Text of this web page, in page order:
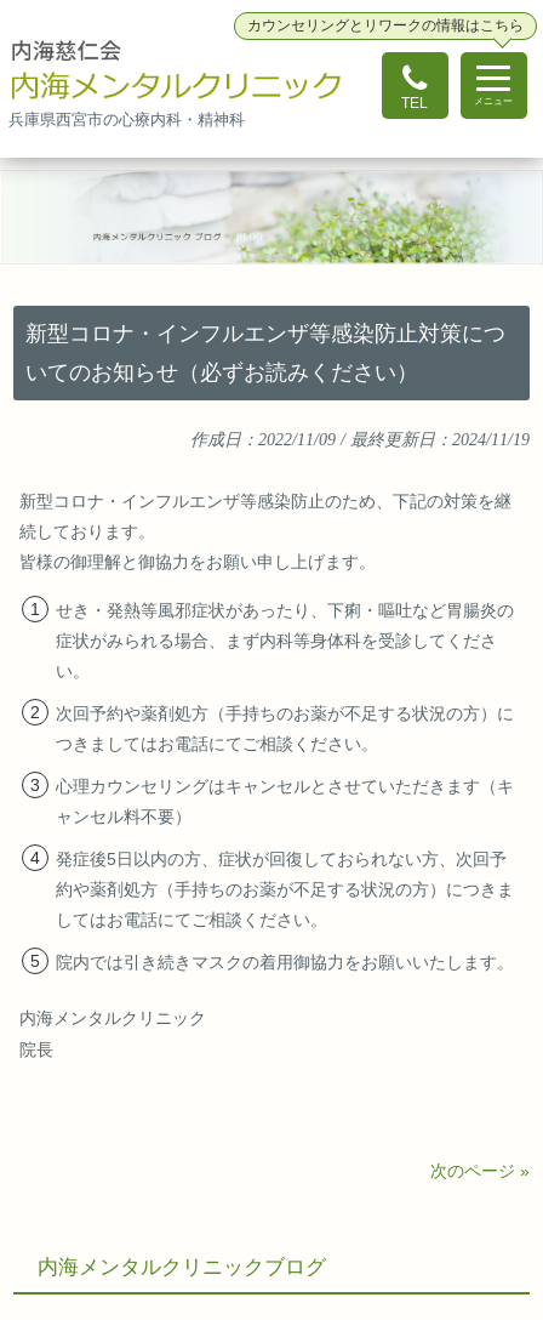
カウンセリングとリワークの情報はこちら
兵庫県西宮市の心療内科・精神科
TEL メニュー
新型コロナ・インフルエンザ等感染防止対策につ
いてのお知らせ（必ずお読みください）
作成日： 2022/11/09/ 最終更新日： 2024/11/19
新型コロナ・インフルエンザ等感染防止のため、下記の対策を継
続しております。
皆様の御理解と御協力をお願い申し上げます。
せき・発熱等風邪症状があったり、下痢・嘔吐など胃腸炎の
症状がみられる場合、まず内科等身体科を受診してくださ
い。
次回予約や薬剤処方（手持ちのお薬が不足する状況の方）に
つきましてはお電話にてご相談ください。
心理カウンセリングはキャンセルとさせていただきます（キ
ャンセル料不要）
発症後5日以内の方、症状が回復しておられない方、次回予
約や薬剤処方（手持ちのお薬が不足する状況の方）につきま
してはお電話にてご相談ください。
院内では引き続きマスクの着用御協力をお願いいたします。
内海メンタルクリニック
院長
次のページ »
内海メンタルクリニックブログ